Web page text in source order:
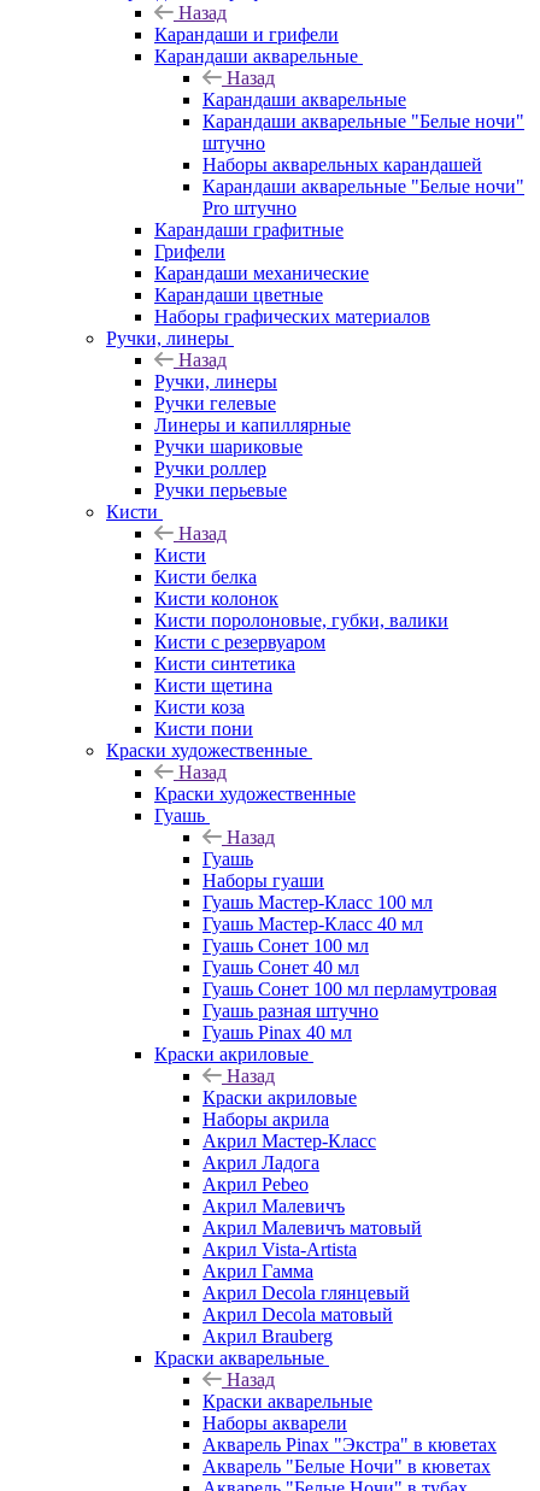
Назад
Карандаши и грифели
Карандаши акварельные
Назад
Карандаши акварельные
Карандаши акварельные "Белые ночи"
штучно
Наборы акварельных карандашей
Карандаши акварельные "Белые ночи"
Pro штучно
Карандаши графитные
Грифели
Карандаши механические
Карандаши цветные
Наборы графических материалов
Ручки, линеры
Назад
Ручки, линеры
Ручки гелевые
Линеры и капиллярные
Ручки шариковые
Ручки роллер
Ручки перьевые
Кисти
Назад
Кисти
Кисти белка
Кисти колонок
Кисти поролоновые, губки, валики
Кисти с резервуаром
Кисти синтетика
Кисти щетина
Кисти коза
Кисти пони
Краски художественные
Назад
Краски художественные
Гуашь
Назад
Гуашь
Наборы гуаши
Гуашь Мастер-Класс 100 мл
Гуашь Мастер-Класс 40 мл
Гуашь Сонет 100 мл
Гуашь Сонет 40 мл
Гуашь Сонет 100 мл перламутровая
Гуашь разная штучно
Гуашь Pinax 40 мл
Краски акриловые
Назад
Краски акриловые
Наборы акрила
Акрил Мастер-Класс
Акрил Ладога
Акрил Pebeo
Акрил Малевичъ
Акрил Малевичъ матовый
Акрил Vista-Artista
Акрил Гамма
Акрил Decola глянцевый
Акрил Decola матовый
Акрил Brauberg
Краски акварельные
Назад
Краски акварельные
Наборы акварели
Акварель Pinax "Экстра" в кюветах
Акварель "Белые Ночи" в кюветах